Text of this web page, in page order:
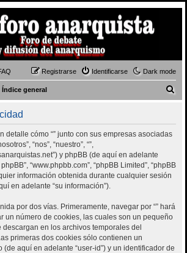
Dark mode
Identificarse
Registrarse
Índice general
detalle cómo “” junto con sus empresas asociadas
“nos”, “nuestro”, “”,
y phpBB (de aquí en adelante
phpBB”, “www.phpbb.com”, “phpBB Limited”, “phpBB
información obtenida durante cualquier sesión
en adelante “su información”).
por dos vías. Primeramente, navegar por “” hará
un número de cookies, las cuales son un pequeño
en los archivos temporales del
primeras dos cookies sólo contienen un
aquí en adelante “user-id”) y un identificador de